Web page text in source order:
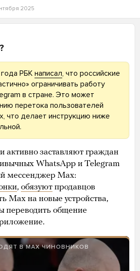
2025
РБК написал, что российские
ограничивать работу
в стране. Это может
перетока пользователей
что делает инструкцию ниже
активно заставляют граждан
WhatsApp и Telegram
мессенджер Max:
, обязуют продавцов
Max на новые устройства,
переводить общение
В MAX ЧИНОВНИКОВ